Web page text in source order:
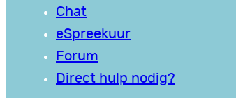
Chat
eSpreekuur
Forum
Direct hulp nodig?